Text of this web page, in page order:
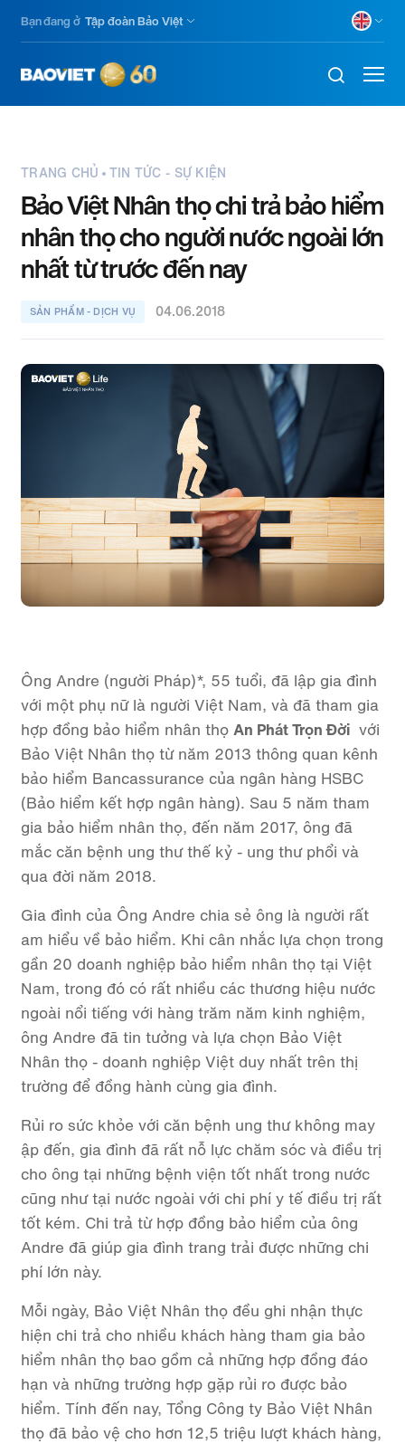
content
Bạn đang ở Tập đoàn Bảo Việt
TRANG CHỦ TIN TỨC - SỰ KIỆN
Bảo Việt Nhân thọ chi trả bảo hiểm
nhân thọ cho người nước ngoài lớn
nhất từ trước đến nay
SẢN PHẨM - DỊCH VỤ 04.06.2018
Ông Andre (người Pháp)*, 55 tuổi, đã lập gia đình
với một phụ nữ là người Việt Nam, và đã tham gia
hợp đồng bảo hiểm nhân thọ An Phát Trọn Đời với
Bảo Việt Nhân thọ từ năm 2013 thông quan kênh
bảo hiểm Bancassurance của ngân hàng HSBC
(Bảo hiểm kết hợp ngân hàng). Sau 5 năm tham
gia bảo hiểm nhân thọ, đến năm 2017, ông đã
mắc căn bệnh ung thư thế kỷ - ung thư phổi và
qua đời năm 2018.
Gia đình của Ông Andre chia sẻ ông là người rất
am hiểu về bảo hiểm. Khi cân nhắc lựa chọn trong
gần 20 doanh nghiệp bảo hiểm nhân thọ tại Việt
Nam, trong đó có rất nhiều các thương hiệu nước
ngoài nổi tiếng với hàng trăm năm kinh nghiệm,
ông Andre đã tin tưởng và lựa chọn Bảo Việt
Nhân thọ - doanh nghiệp Việt duy nhất trên thị
trường để đồng hành cùng gia đình.
Rủi ro sức khỏe với căn bệnh ung thư không may
ập đến, gia đình đã rất nỗ lực chăm sóc và điều trị
cho ông tại những bệnh viện tốt nhất trong nước
cũng như tại nước ngoài với chi phí y tế điều trị rất
tốt kém. Chi trả từ hợp đồng bảo hiểm của ông
Andre đã giúp gia đình trang trải được những chi
phí lớn này.
Mỗi ngày, Bảo Việt Nhân thọ đều ghi nhận thực
hiện chi trả cho nhiều khách hàng tham gia bảo
hiểm nhân thọ bao gồm cả những hợp đồng đáo
hạn và những trường hợp gặp rủi ro được bảo
hiểm. Tính đến nay, Tổng Công ty Bảo Việt Nhân
thọ đã bảo vệ cho hơn 12,5 triệu lượt khách hàng,